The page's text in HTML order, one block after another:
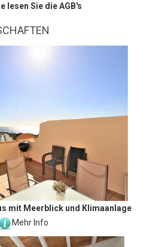
lesen Sie die AGB's
mit Meerblick und Klimaanlage
Mehr Info